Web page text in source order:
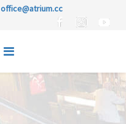
office@atrium.cc